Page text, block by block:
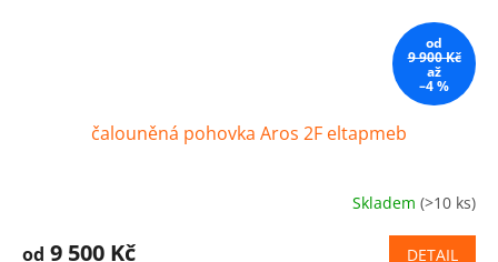
od
9 900 Kč
až
–4 %
čalouněná pohovka Aros 2F eltapmeb
Skladem (>10 ks)
od 9 500 Kč DETAIL